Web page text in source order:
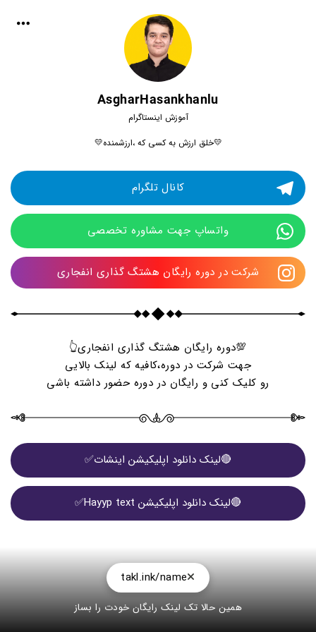
AsgharHasankhanlu
آموزش اینستاگرام
💛خلق ارزش به کسی که ،ارزشمنده💛
کانال تلگرام
واتساپ جهت مشاوره تخصصی
شرکت در دوره رایگان هشتگ گذاری انفجاری
💯دوره رایگان هشتگ گذاری انفجاری👆
جهت شرکت در دوره،کافیه که لینک بالایی
رو کلیک کنی و رایگان در دوره حضور داشته باشی
🔴لینک دانلود اپلیکیشن اینشات✅
🔴لینک دانلود اپلیکیشن Hayyp text✅
takl.ink/name
همین حالا تک لینک رایگان خودت را بساز